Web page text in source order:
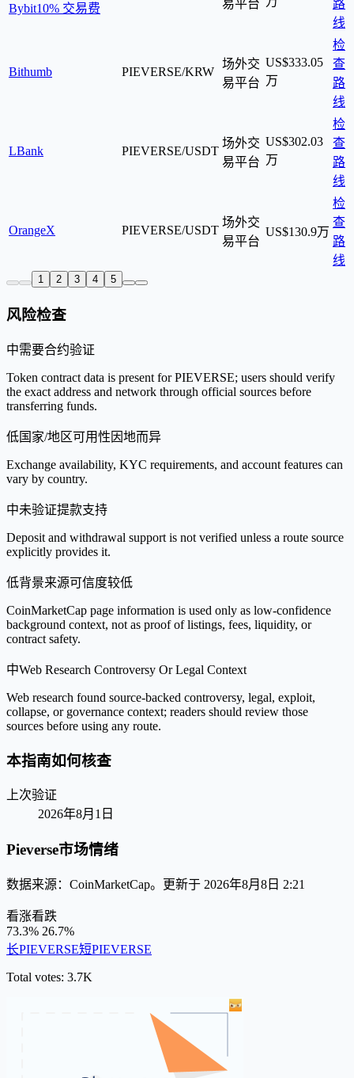
Bybit10% 交易费 易平台
路
线
Bithumb PIEVERSE/KRW
场外交
易平台
US$333.05
万
检
查
路
线
LBank PIEVERSE/USDT
场外交
易平台
US$302.03
万
检
查
路
线
OrangeX PIEVERSE/USDT
场外交
易平台
US$130.9万
检
查
路
线
1 2 3 4 5
风险检查
中需要合约验证
Token contract data is present for PIEVERSE; users should verify
the exact address and network through official sources before
transferring funds.
低国家/地区可用性因地而异
Exchange availability, KYC requirements, and account features can
vary by country.
中未验证提款支持
Deposit and withdrawal support is not verified unless a route source
explicitly provides it.
低背景来源可信度较低
CoinMarketCap page information is used only as low-confidence
background context, not as proof of listings, fees, liquidity, or
contract safety.
中Web Research Controversy Or Legal Context
Web research found source-backed controversy, legal, exploit,
collapse, or governance context; readers should review those
sources before using any route.
本指南如何核查
上次验证
2026年8月1日
Pieverse市场情绪
数据来源：CoinMarketCap。更新于 2026年8月8日 2:21
看涨看跌
73.3% 26.7%
长PIEVERSE短PIEVERSE
Total votes: 3.7K